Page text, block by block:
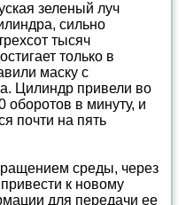
зеленый луч
сильно
тысяч
только в
маску с
Цилиндр привели во
оборотов в минуту, и
почти на пять
среды, через
к новому
для передачи ее